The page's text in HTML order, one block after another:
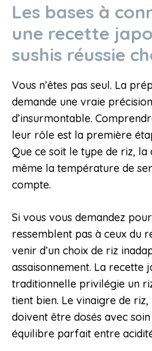
Les bases à
une recette
sushis réussie
Vous n’êtes pas seul. La
demande une vraie
d’insurmontable.
leur rôle est la première
Que ce soit le type de riz, la
même la température de
compte.
Si vous vous demandez
ressemblent pas à ceux du
venir d’un choix de riz
assaisonnement. La recette
traditionnelle privilégie un
tient bien. Le vinaigre de
doivent être dosés avec
équilibre parfait entre